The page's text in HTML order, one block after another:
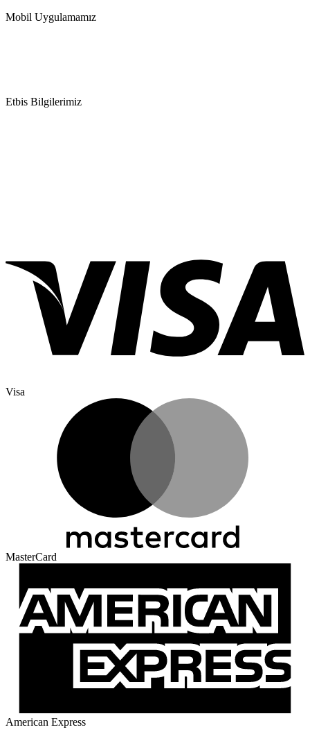
Mobil Uygulamamız
Etbis Bilgilerimiz
Visa
MasterCard
American Express